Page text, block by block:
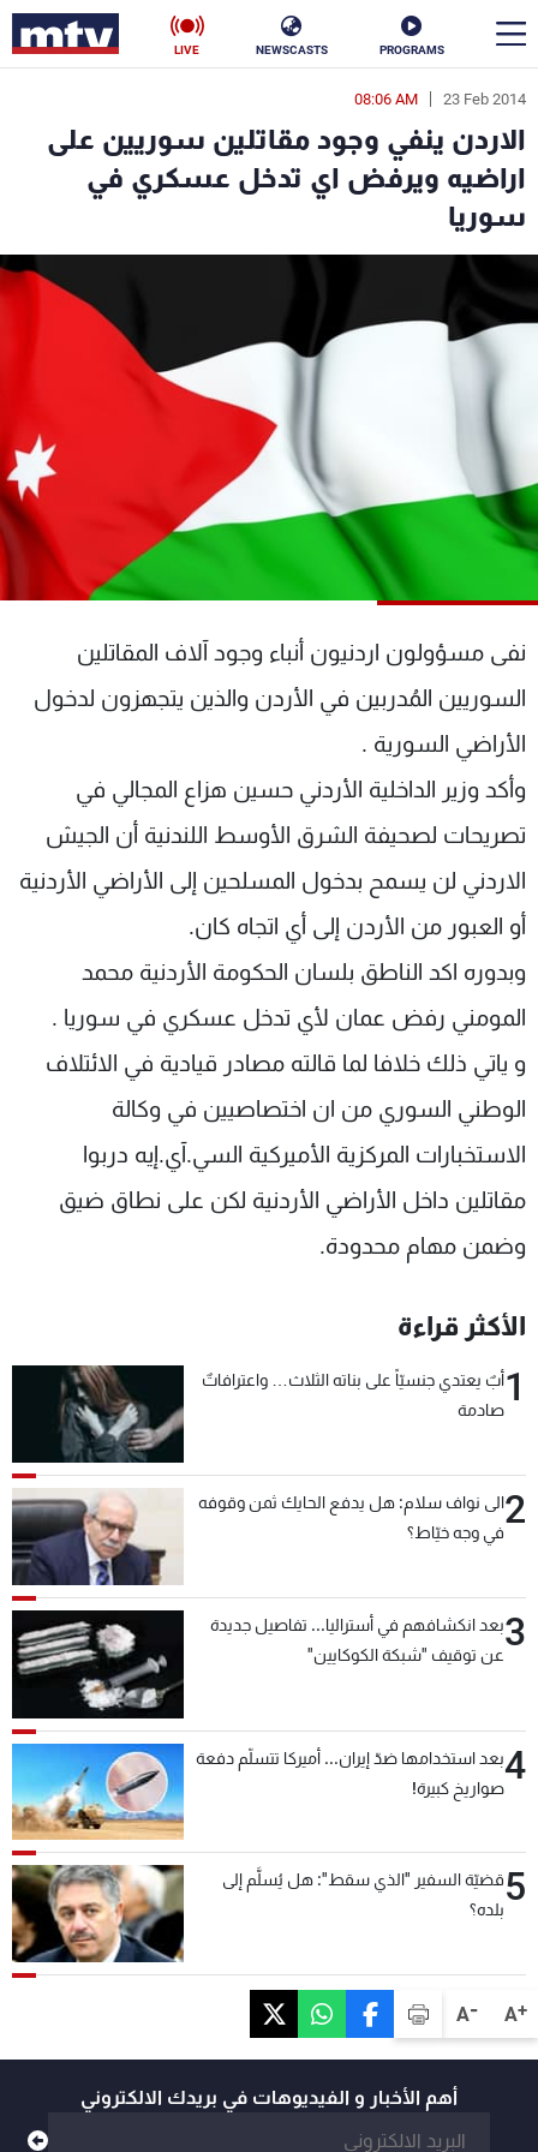
PROGRAMS
NEWSCASTS
LIVE
A+
A-
23 Feb 2014
08:06 AM
الاردن ينفي وجود مقاتلين سوريين على
اراضيه ويرفض اي تدخل عسكري في
سوريا
نفى مسؤولون اردنيون أنباء وجود آلاف المقاتلين
السوريين المُدربين في الأردن والذين يتجهزون لدخول
الأراضي السورية .
وأكد وزير الداخلية الأردني حسين هزاع المجالي في
تصريحات لصحيفة الشرق الأوسط اللندنية أن الجيش
الاردني لن يسمح بدخول المسلحين إلى الأراضي الأردنية
أو العبور من الأردن إلى أي اتجاه كان.
وبدوره اكد الناطق بلسان الحكومة الأردنية محمد
المومني رفض عمان لأي تدخل عسكري في سوريا .
و ياتي ذلك خلافا لما قالته مصادر قيادية في الائتلاف
الوطني السوري من ان اختصاصيين في وكالة
الاستخبارات المركزية الأميركية السي.آي.إيه دربوا
مقاتلين داخل الأراضي الأردنية لكن على نطاق ضيق
وضمن مهام محدودة.
الأكثر قراءة
1أبٌ يعتدي جنسيّاً على بناته الثلاث… واعترافاتٌ
صادمة
2الى نواف سلام: هل يدفع الحايك ثمن وقوفه
في وجه خيّاط؟
3بعد انكشافهم في أستراليا... تفاصيل جديدة
عن توقيف "شبكة الكوكايين"
4بعد استخدامها ضدّ إيران... أميركا تتسلّم دفعة
صواريخ كبيرة!
5قضيّة السفير "الذي سقط": هل يُسلَّم إلى
بلده؟
أهم الأخبار و الفيديوهات في بريدك الالكتروني
en
الأخبار
سياسة
منوعات
كأس العالم
البرامج
جدول البرامج
الترددات
الإنـتـاج
تواصل معنا